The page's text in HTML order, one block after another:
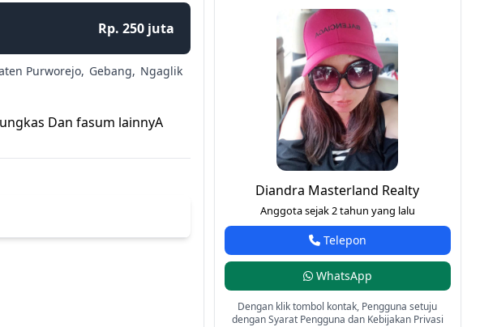
Rp. 250 juta
Purworejo, Gebang, Ngaglik
Dan fasum lainnyA
Diandra Masterland Realty
Anggota sejak 2 tahun yang lalu
Telepon
WhatsApp
Dengan klik tombol kontak, Pengguna setuju
dengan Syarat Pengguna dan Kebijakan Privasi